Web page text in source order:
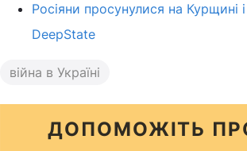
Росіяни просунулися на Курщині
DeepState
війна в Україні
ДОПОМОЖІТЬ